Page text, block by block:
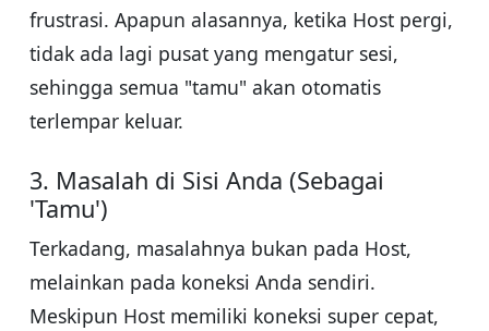
frustrasi. Apapun alasannya, ketika Host pergi,
tidak ada lagi pusat yang mengatur sesi,
sehingga semua "tamu" akan otomatis
terlempar keluar.
3. Masalah di Sisi Anda (Sebagai
'Tamu')
Terkadang, masalahnya bukan pada Host,
melainkan pada koneksi Anda sendiri.
Meskipun Host memiliki koneksi super cepat,